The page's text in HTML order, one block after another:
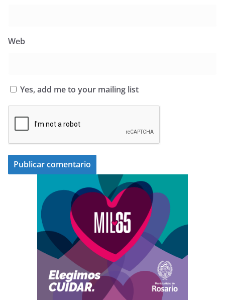
Web
Yes, add me to your mailing list